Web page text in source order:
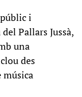
i
Pallars Jussà,
una
des
música